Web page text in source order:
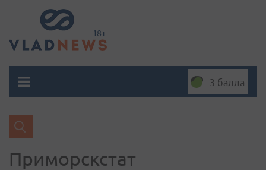
3 балла
Приморскстат